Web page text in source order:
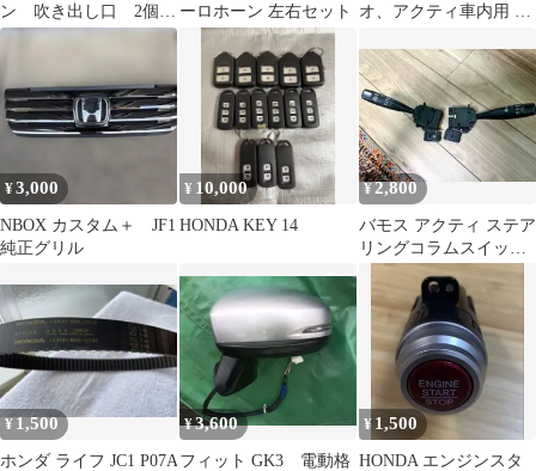
ン 吹き出し口 2個セ
ット ⑥
ーロホーン 左右セット
オ、アクティ車内用 灰
ック
¥3,000
NBOX カスタム＋ JF1
純正グリル
¥ 10,000
HONDA KEY 14
¥2,800
バモス アクティ ステア
リングコラムスイッチ
左右セット
¥1,500
ホンダ ライフ JC1 P07A
¥3,600
フィット GK3 電動格
¥ 1,500
HONDA エンジンスタ